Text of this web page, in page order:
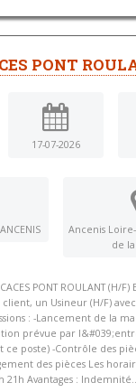
PONT
17-07-2026
Ancenis
de
PONT ROULANT (H/
un Usineur (H/F) avec
: -Lancement de la
prévue par
poste) -Contrôle des
des pièces Les
Avantages : Indemnité...